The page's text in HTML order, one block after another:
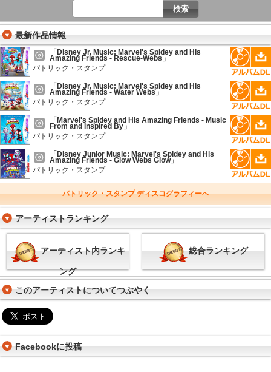
最新作品情報
「Disney Jr. Music: Marvel's Spidey and His
Amazing Friends - Rescue-Webs」
パトリック・スタンプ
「Disney Jr. Music: Marvel's Spidey and His
Amazing Friends - Water Webs」
パトリック・スタンプ
「Marvel's Spidey and His Amazing Friends - Music
From and Inspired By」
パトリック・スタンプ
「Disney Junior Music: Marvel's Spidey and His
Amazing Friends - Glow Webs Glow」
パトリック・スタンプ
パトリック・スタンプ ディスコグラフィーへ
アーティストランキング
アーティスト内ランキ
ング
総合ランキング
このアーティストについてつぶやく
Facebookに投稿